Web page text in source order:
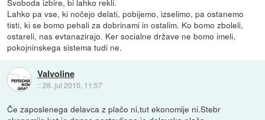
Lahko pa vse, ki nočejo delati, pobijemo, izselimo, pa ostanemo
tisti, ki se bomo pehali za dobrinami in ostalim. Ko bomo zboleli,
ostareli, nas evtanazirajo. Ker socialne države ne bomo imeli,
pokojninskega sistema tudi ne.
Valvoline
::28. jul 2010, 11:57
Če zaposlenega delavca z plačo ni,tut ekonomije ni.Stebr